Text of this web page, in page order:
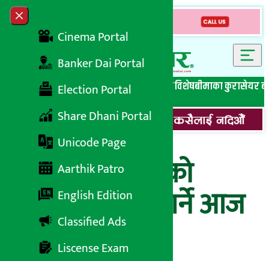
Skip to content
Close menu
Cinema Portal
Banker Dai Portal
Election Portal
Share Dhani Portal
Unicode Page
Aarthik Patro
English Edition
Classified Ads
Liscense Exam
सबै समाचारबेथिति मुर्दाबादबैंकिङ विशेष लघुवित्त विशेषबीमाका कुरासेयर
सूर्योदय लघुवित्तको
हकप्रद सुरक्षित गर्ने आज
अन्तिम मिति